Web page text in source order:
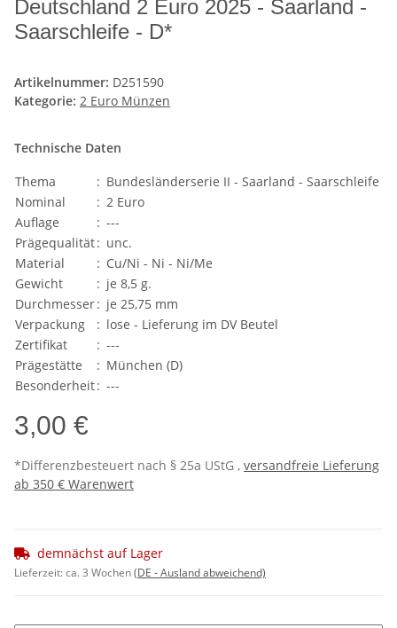
Deutschland 2 Euro 2025 - Saarland -
Saarschleife - D*
Artikelnummer: D251590
Kategorie: 2 Euro Münzen
Technische Daten
Thema
: Bundesländerserie II - Saarland - Saarschleife
Nominal
: 2 Euro
Auflage
: ---
Prägequalität: unc.
Material
: Cu/Ni - Ni - Ni/Me
Gewicht
: je 8,5 g.
Durchmesser: je 25,75 mm
Verpackung
: lose - Lieferung im DV Beutel
Zertifikat
: ---
Prägestätte
: München (D)
Besonderheit: ---
3,00 €
*Differenzbesteuert nach § 25a UStG , versandfreie Lieferung
ab 350 € Warenwert
demnächst auf Lager
Lieferzeit:ca. 3 Wochen(DE - Ausland abweichend)